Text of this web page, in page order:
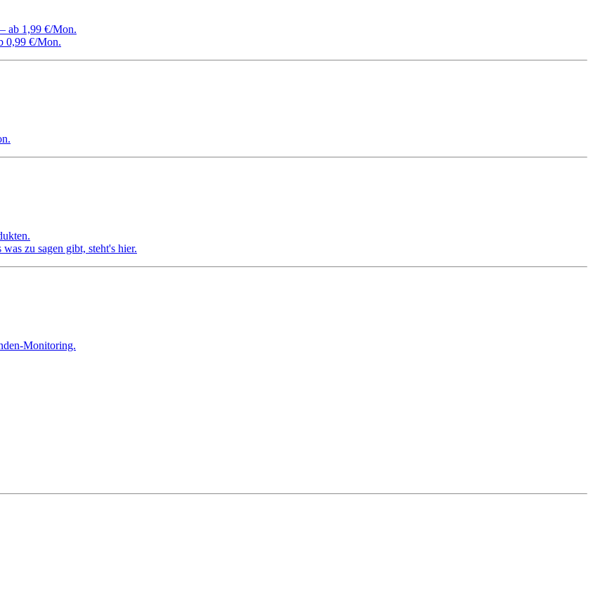
ab 1,99 €/Mon.
0,99 €/Mon.
zu sagen gibt, steht's hier.
Monitoring.